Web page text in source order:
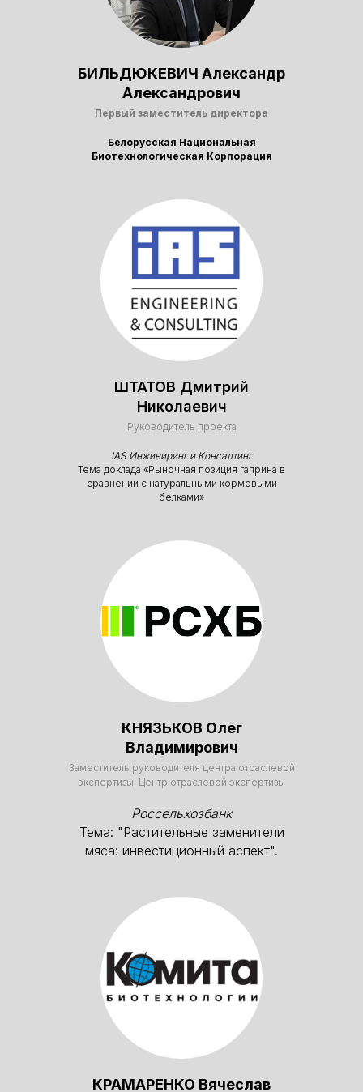
БИЛЬДЮКЕВИЧ Александр
Александрович
Первый заместитель директора
Белорусская Национальная
Биотехнологическая Корпорация
ШТАТОВ Дмитрий
Николаевич
Руководитель проекта
IAS Инжиниринг и Консалтинг
Тема доклада «Рыночная позиция гаприна в
сравнении с натуральными кормовыми
белками»
КНЯЗЬКОВ Олег
Владимирович
Заместитель руководителя центра отраслевой
экспертизы, Центр отраслевой экспертизы
Россельхозбанк
Тема: "Растительные заменители
мяса: инвестиционный аспект".
КРАМАРЕНКО Вячеслав
мероприятий
Мы постоянно совершенствуем
наши подходы, чтобы обеспечить
стимулирующую атмосферу,
в которой участники будут
специалистами, готовыми
делиться своими знаниями
Цель наших мероприятий
и продуктивной среды для
общения, обучения и налаживания
ценных партнёрских связей.